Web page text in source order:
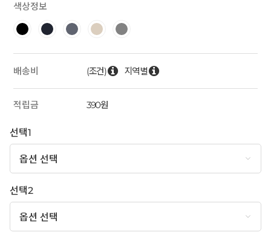
색상정보
배송비 (조건) 지역별
적립금 390원
선택1
선택2